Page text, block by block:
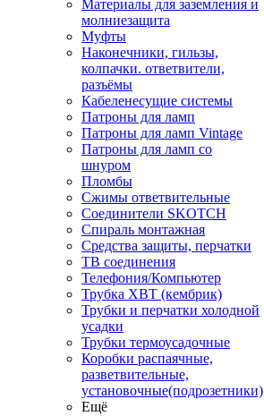
Материалы для заземления и
молниезащита
Муфты
Наконечники, гильзы,
колпачки. ответвители,
разъёмы
Кабеленесущие системы
Патроны для ламп
Патроны для ламп Vintage
Патроны для ламп со
шнуром
Пломбы
Сжимы ответвительные
Соединители SKOTCH
Спираль монтажная
Средства защиты, перчатки
ТВ соединения
Телефония/Компьютер
Трубка ХВТ (кембрик)
Трубки и перчатки холодной
усадки
Трубки термоусадочные
Коробки распаячные,
разветвительные,
установочные(подрозетники)
Ещё